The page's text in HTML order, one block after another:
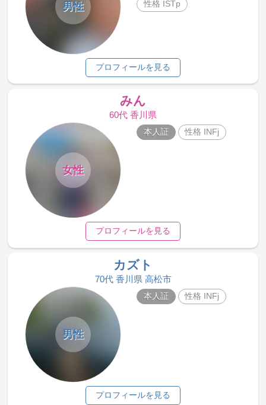
男性
性格 ISTp
プロフィールを見る
みん
60代 香川県
女性
本人証 性格 INFj
プロフィールを見る
カズト
70代 香川県 高松市
男性
本人証 性格 INFj
プロフィールを見る